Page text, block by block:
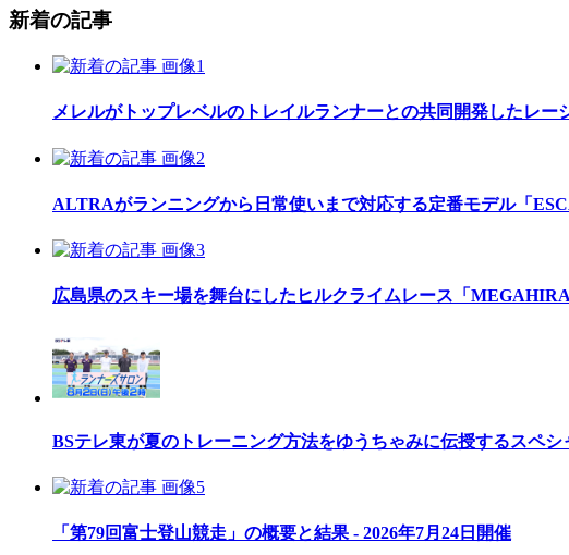
新着の記事
メレルがトップレベルのトレイルランナーとの共同開発したレ
ALTRAがランニングから日常使いまで対応する定番モデル「
広島県のスキー場を舞台にしたヒルクライムレース「
BSテレ東が夏のトレーニング方法をゆうちゃみに伝授するスペ
「第79回富士登山競走」の概要と結果 - 2026年7月24日開催